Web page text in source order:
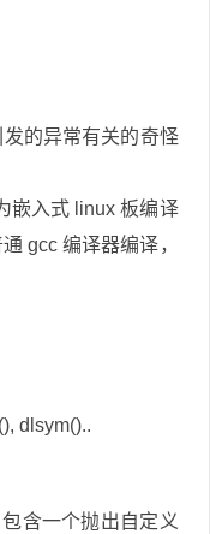
的异常有关的奇怪
嵌入式 linux 板编译
gcc 编译器编译，
dlsym()..
含一个抛出自定义